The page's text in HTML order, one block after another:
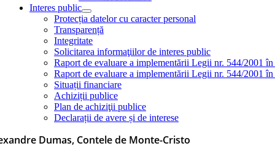
Interes public
Protecția datelor cu caracter personal
Transparență
Integritate
Solicitarea informaţiilor de interes public
Raport de evaluare a implementării Legii nr. 544/2001
Raport de evaluare a implementării Legii nr. 544/2001
Situații financiare
Achiziții publice
Plan de achiziţii publice
Declarații de avere și de interese
Dumas, Contele de Monte-Cristo